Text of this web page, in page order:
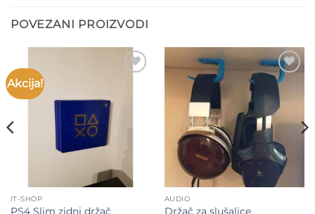
POVEZANI PROIZVODI
Akcija!
IT-SHOP
PS4 Slim zidni držač
Add to
wishlist
AUDIO
Držač za slušalice